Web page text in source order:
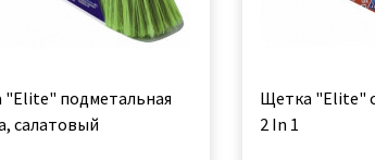
подметальная
салатовый
Щетка "Elite"
2 In 1